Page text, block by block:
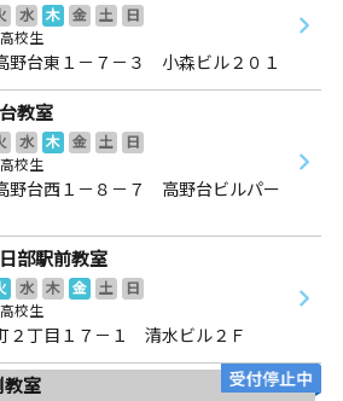
水 木 金 土
日
校生
野台東１－７－３ 小森ビル２０１
教室
水 木 金 土
日
校生
野台西１－８－７ 高野台ビルパー
部駅前教室
水 木 金 土
日
校生
２丁目１７－１ 清水ビル２Ｆ
教室